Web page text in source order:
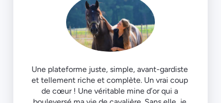
Une plateforme juste, simple, avant-gardiste
et tellement riche et complète. Un vrai coup
de cœur ! Une véritable mine d’or qui a